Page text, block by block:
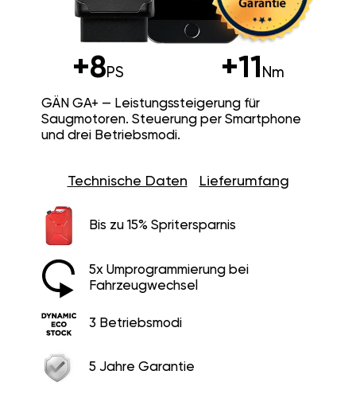
+8PS +11 Nm
GÄN GA+ — Leistungssteigerung für
Saugmotoren. Steuerung per Smartphone
und drei Betriebsmodi.
Technische Daten Lieferumfang
Bis zu 15% Spritersparnis
5x Umprogrammierung bei
Fahrzeugwechsel
3 Betriebsmodi
5 Jahre Garantie